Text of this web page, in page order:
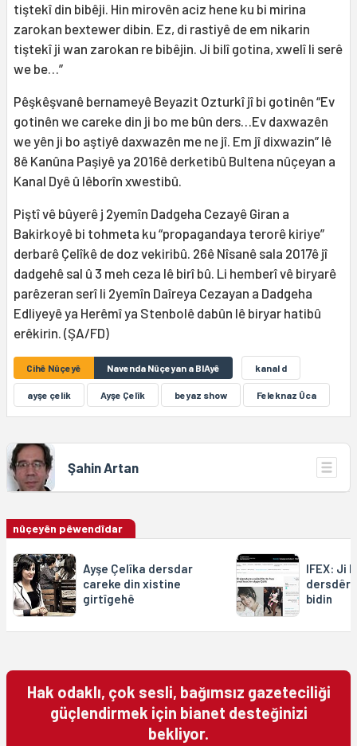
tiştekî din bibêji. Hin mirovên aciz hene ku bi mirina
zarokan bextewer dibin. Ez, di rastiyê de em nikarin
tiştekî ji wan zarokan re bibêjin. Ji bilî gotina, xwelî li serê
we be…”
Pêşkêşvanê bernameyê Beyazit Ozturkî jî bi gotinên “Ev
gotinên we careke din ji bo me bûn ders…Ev daxwazên
we yên ji bo aştiyê daxwazên me ne jî. Em jî dixwazin” lê
8ê Kanûna Paşiyê ya 2016ê derketibû Bultena nûçeyan a
Kanal Dyê û lêborîn xwestibû.
Piştî vê bûyerê j 2yemîn Dadgeha Cezayê Giran a
Bakirkoyê bi tohmeta ku “propagandaya terorê kiriye”
derbarê Çelîkê de doz vekiribû. 26ê Nîsanê sala 2017ê jî
dadgehê sal û 3 meh ceza lê birî bû. Li hemberî vê biryarê
parêzeran serî li 2yemîn Daîreya Cezayan a Dadgeha
Edliyeyê ya Herêmî ya Stenbolê dabûn lê biryar hatibû
erêkirin. (ŞA/FD)
Cihê Nûçeyê Navenda Nûçeyan a BIAyê kanal d
ayşe çelik Ayşe Çelîk beyaz show Feleknaz Ûca
Şahin Artan
nûçeyên pêwendîdar
Ayşe Çelîka dersdar
careke din xistine
girtîgehê
IFEX: Ji
dersdêr
bidin
Hak odaklı, çok sesli, bağımsız gazeteciliği
güçlendirmek için bianet desteğinizi
bekliyor.